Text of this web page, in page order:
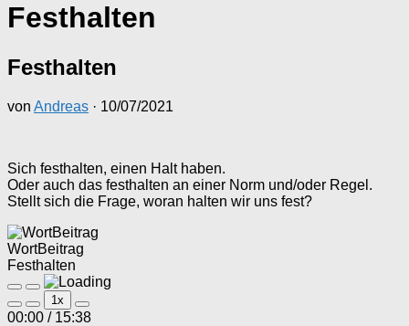
Festhalten
Festhalten
von Andreas · 10/07/2021
Sich festhalten, einen Halt haben.
Oder auch das festhalten an einer Norm und/oder Regel.
Stellt sich die Frage, woran halten wir uns fest?
WortBeitrag
Festhalten
Play
Episode
Pause
Episode
1x
00:00 / 15:38